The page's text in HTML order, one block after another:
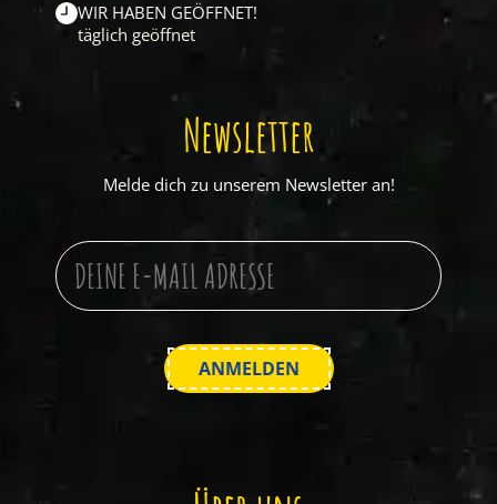
WIR HABEN GEÖFFNET!
täglich geöffnet
Newsletter
Melde dich zu unserem Newsletter an!